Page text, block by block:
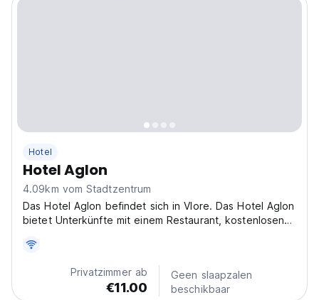
Hotel
Hotel Aglon
4.09km vom Stadtzentrum
Das Hotel Aglon befindet sich in Vlore. Das Hotel Aglon
bietet Unterkünfte mit einem Restaurant, kostenlosen
Privatzimmer ab
€11.00
Geen slaapzalen
beschikbaar